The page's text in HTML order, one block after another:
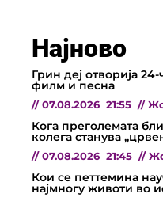
Најново
Грин деј отворија
филм и песна
// 07.08.2026 21:55 //
Кога преголемата
колега станува
// 07.08.2026 21:45 //
Кои се петтемина
најмногу животи во